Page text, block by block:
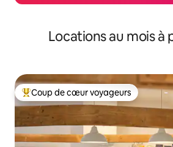
Locations au mois à
Coup de cœur voyageurs parmi les
Coup de cœur voyageurs